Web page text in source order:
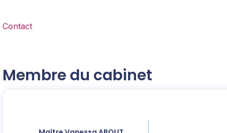
Contact
Membre du cabinet